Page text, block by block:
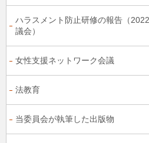
ハラスメント防止研修の報告（
議会）
女性支援ネットワーク会議
法教育
当委員会が執筆した出版物